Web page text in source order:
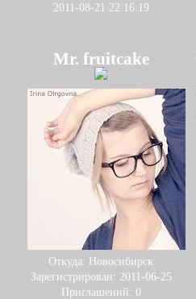
2011-08-21 22:16:19
Mr. fruitcake
Откуда: Новосибирск
Зарегистрирован: 2011-06-25
Приглашений: 0